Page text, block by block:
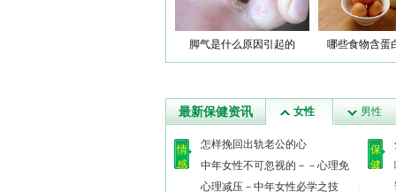
脚气是什么原因引起的 哪些食物含蛋
最新保健资讯 女性 男性
情
感
怎样挽回出轨老公的心
中年女性不可忽视的－－心理免
疫
心理减压－中年女性必学之技
保
健